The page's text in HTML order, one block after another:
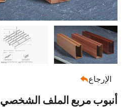
الإرجاع
أنبوب مربع الملف الشخصي